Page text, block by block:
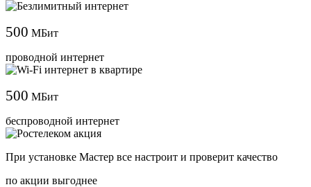
500 МБит
проводной интернет
500 МБит
беспроводной интернет
При установке Мастер все настроит и проверит качество
по акции выгоднее